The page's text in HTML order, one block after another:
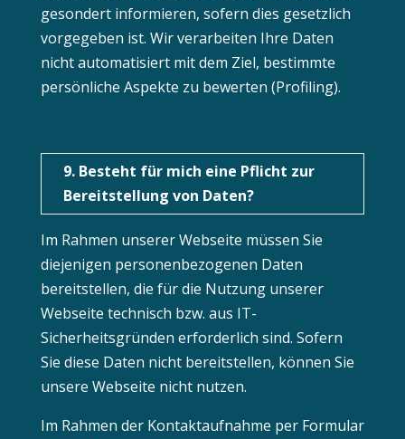
gesondert informieren, sofern dies gesetzlich
vorgegeben ist. Wir verarbeiten Ihre Daten
nicht automatisiert mit dem Ziel, bestimmte
persönliche Aspekte zu bewerten (Profiling).
9. Besteht für mich eine Pflicht zur
Bereitstellung von Daten?
Im Rahmen unserer Webseite müssen Sie
diejenigen personenbezogenen Daten
bereitstellen, die für die Nutzung unserer
Webseite technisch bzw. aus IT-
Sicherheitsgründen erforderlich sind. Sofern
Sie diese Daten nicht bereitstellen, können Sie
unsere Webseite nicht nutzen.
Im Rahmen der Kontaktaufnahme per Formular